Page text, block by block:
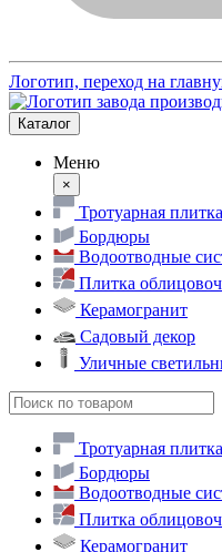
Логотип, переход на
Каталог
Меню
×
Тротуарная плитка
Водоотводные
Керамогранит
Садовый декор
Уличные